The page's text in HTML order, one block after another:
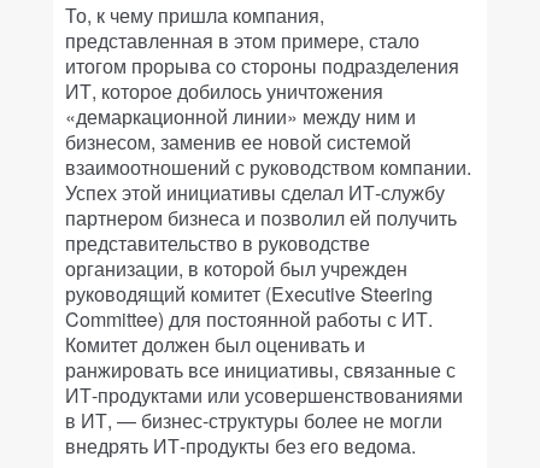
То, к чему пришла компания,
представленная в этом примере, стало
итогом прорыва со стороны подразделения
ИТ, которое добилось уничтожения
«демаркационной линии» между ним и
бизнесом, заменив ее новой системой
взаимоотношений с руководством компании.
Успех этой инициативы сделал ИТ-службу
партнером бизнеса и позволил ей получить
представительство в руководстве
организации, в которой был учрежден
руководящий комитет (Executive Steering
Committee) для постоянной работы с ИТ.
Комитет должен был оценивать и
ранжировать все инициативы, связанные с
ИТ-продуктами или усовершенствованиями
в ИТ, — бизнес-структуры более не могли
внедрять ИТ-продукты без его ведома.